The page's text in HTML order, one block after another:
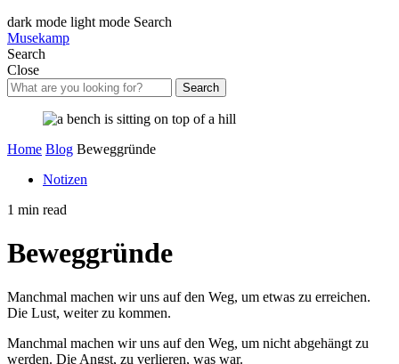
dark mode light mode Search
Musekamp
Search
Close
Search
Home Blog Beweggründe
Notizen
1 min read
Beweggründe
Manchmal machen wir uns auf den Weg, um etwas zu erreichen.
Die Lust, weiter zu kommen.
Manchmal machen wir uns auf den Weg, um nicht abgehängt zu
werden. Die Angst, zu verlieren, was war.